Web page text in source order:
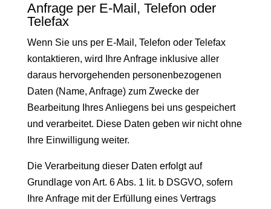
Anfrage per E-Mail, Telefon oder
Telefax
Wenn Sie uns per E-Mail, Telefon oder Telefax
kontaktieren, wird Ihre Anfrage inklusive aller
daraus hervorgehenden personenbezogenen
Daten (Name, Anfrage) zum Zwecke der
Bearbeitung Ihres Anliegens bei uns gespeichert
und verarbeitet. Diese Daten geben wir nicht ohne
Ihre Einwilligung weiter.
Die Verarbeitung dieser Daten erfolgt auf
Grundlage von Art. 6 Abs. 1 lit. b DSGVO, sofern
Ihre Anfrage mit der Erfüllung eines Vertrags